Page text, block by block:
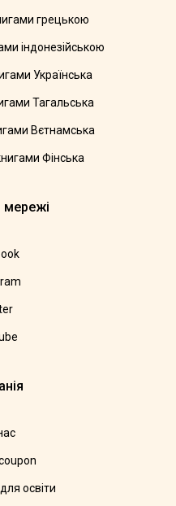
грецькою
індонезійською
Українська
Тагальська
Вєтнамська
Фінська
мережі
освіти